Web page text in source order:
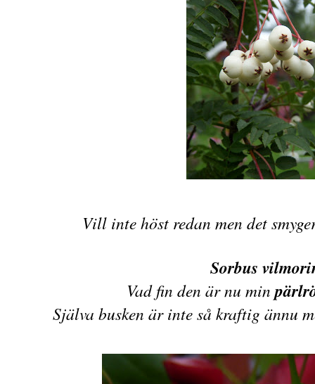
Vill inte höst redan men det
Sorbus
Vad fin den är nu min
Själva busken är inte så kraftig ännu